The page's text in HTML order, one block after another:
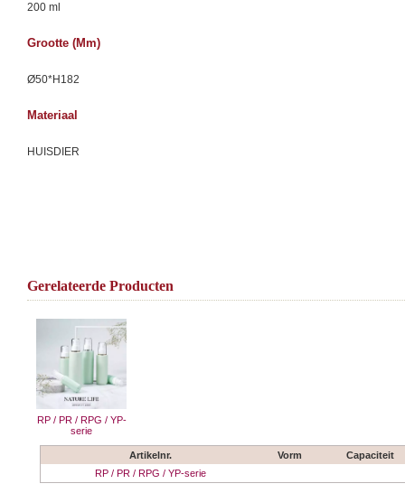
200 ml
Grootte (mm)
Ø50*H182
Materiaal
HUISDIER
Gerelateerde Producten
RP / PR / RPG / YP-
serie
Artikelnr. Vorm
Capaciteit
RP / PR / RPG / YP-serie